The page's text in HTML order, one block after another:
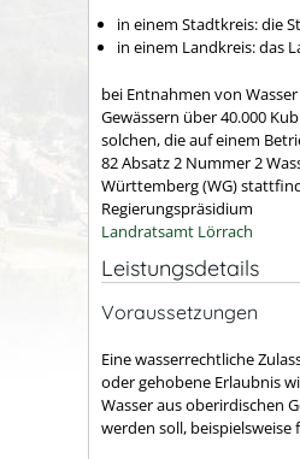
in einem Stadtkreis: die
in einem Landkreis: das
bei Entnahmen von
Gewässern über 40.000
solchen, die auf einem
82 Absatz 2 Nummer 2
Württemberg (WG)
Regierungspräsidium
Landratsamt Lörrach
Leistungsdetails
Voraussetzungen
Eine wasserrechtliche
oder gehobene Erlaubnis
Wasser aus oberirdischen
werden soll, beispielsweise